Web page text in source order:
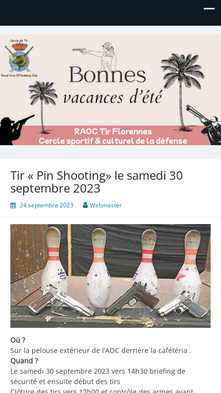
Royal AOC Florennes
Section TIR de l'AVIA
Tir « Pin Shooting» le samedi 30
septembre 2023
24 septembre 2023 Webmaster
Où ?
Sur la pelouse extérieur de l’AOC derrière la cafétéria .
Quand ?
Le samedi 30 septembre 2023 vers 14h30 briefing de
sécurité et ensuite début des tirs